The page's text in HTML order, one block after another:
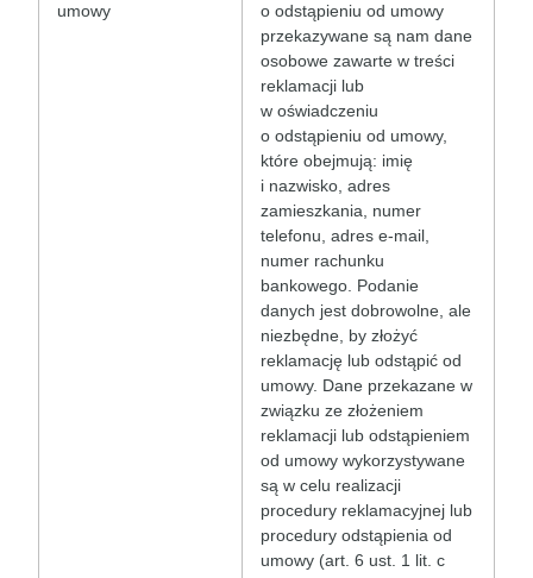
umowy
o odstąpieniu od umowy
przekazywane są nam dane
osobowe zawarte w treści
reklamacji lub
w oświadczeniu
o odstąpieniu od umowy,
które obejmują: imię
i nazwisko, adres
zamieszkania, numer
telefonu, adres e-mail,
numer rachunku
bankowego. Podanie
danych jest dobrowolne, ale
niezbędne, by złożyć
reklamację lub odstąpić od
umowy. Dane przekazane w
związku ze złożeniem
reklamacji lub odstąpieniem
od umowy wykorzystywane
są w celu realizacji
procedury reklamacyjnej lub
procedury odstąpienia od
umowy (art. 6 ust. 1 lit. c